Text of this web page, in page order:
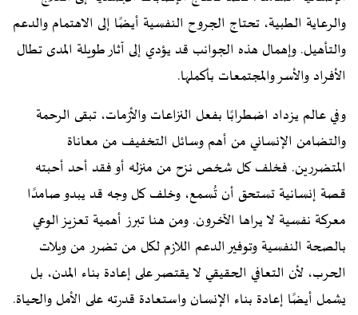
والرعاية الطبية، تحتاج الجروح النفسية أيضًا إلى الاهتمام والدعم
والتأهيل. وإهمال هذه الجوانب قد يؤدي إلى آثار طويلة المدى تطال
الأفراد والأسر والمجتمعات بأكملها.
وفي عالم يزداد اضطرابًا بفعل النزاعات والأزمات، تبقى الرحمة
والتضامن الإنساني من أهم وسائل التخفيف من معاناة
المتضررين. فخلف كل شخص نزح من منزله أو فقد أحد أحبته
قصة إنسانية تستحق أن تُسمع، وخلف كل وجه قد يبدو صامدًا
معركة نفسية لا يراها الآخرون. ومن هنا تبرز أهمية تعزيز الوعي
بالصحة النفسية وتوفير الدعم اللازم لكل من تضرر من ويلات
الحرب، لأن التعافي الحقيقي لا يقتصر على إعادة بناء المدن، بل
يشمل أيضًا إعادة بناء الإنسان واستعادة قدرته على الأمل والحياة.